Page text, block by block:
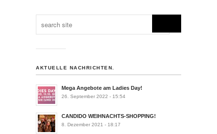
AKTUELLE NACHRICHTEN.
Mega Angebote am Ladies Day!
26. September 2022 - 15:54
CANDIDO WEIHNACHTS-SHOPPING!
8. Dezember 2021 - 18:17